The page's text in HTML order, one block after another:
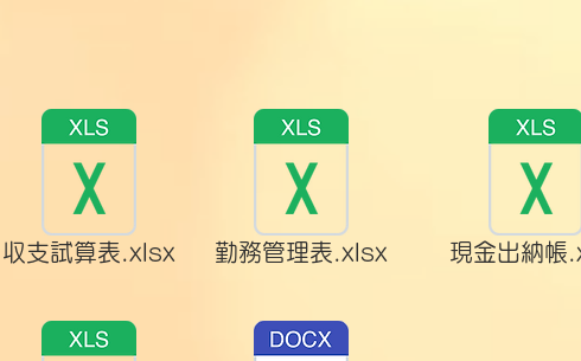
収支試算表.xlsx 勤務管理表.xlsx 現金出納帳